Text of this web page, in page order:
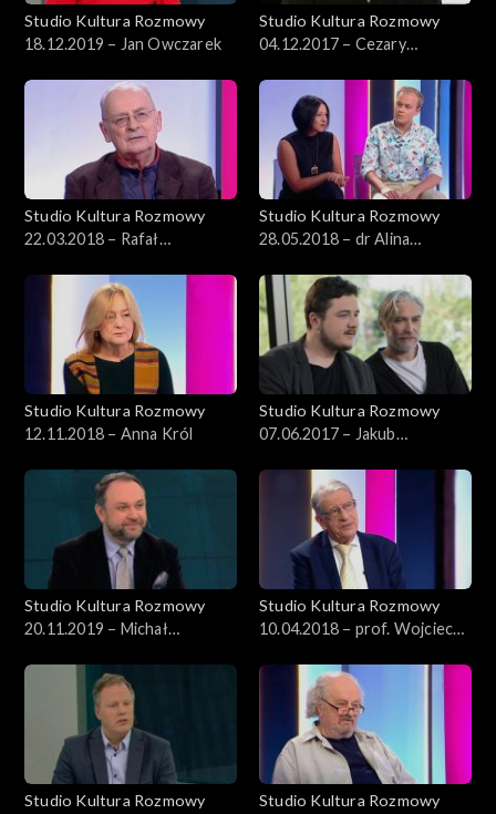
Studio Kultura Rozmowy
18.12.2019 – Jan Owczarek
Studio Kultura Rozmowy
04.12.2017 – Cezary
Studio Kultura Rozmowy
22.03.2018 – Rafał
Studio Kultura Rozmowy
28.05.2018 – dr Alina
Studio Kultura Rozmowy
12.11.2018 – Anna Król
Studio Kultura Rozmowy
07.06.2017 – Jakub
Studio Kultura Rozmowy
20.11.2019 – Michał
Studio Kultura Rozmowy
10.04.2018 – prof. Wojciech
Studio Kultura Rozmowy
Studio Kultura Rozmowy